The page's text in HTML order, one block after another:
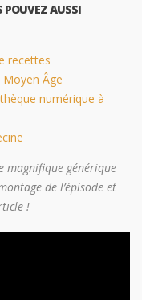
POUVEZ AUSSI
recettes
Moyen Âge
numérique à
magnifique générique
de l’épisode et
!